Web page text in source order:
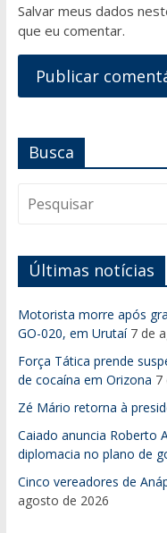
Salvar meus dados
que eu comentar.
Busca
Últimas notícias
Motorista morre após
GO-020, em Urutaí 7 de
Força Tática prende
de cocaína em Orizona 7
Zé Mário retorna à
Caiado anuncia Roberto
diplomacia no plano de
Cinco vereadores de
agosto de 2026